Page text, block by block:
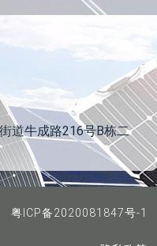
道牛成路216号B栋二
粤ICP备2020081847号-1